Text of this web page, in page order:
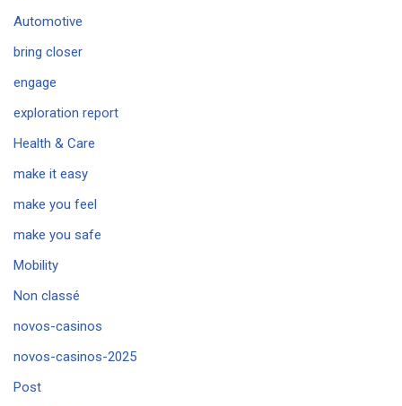
Automotive
bring closer
engage
exploration report
Health & Care
make it easy
make you feel
make you safe
Mobility
Non classé
novos-casinos
novos-casinos-2025
Post